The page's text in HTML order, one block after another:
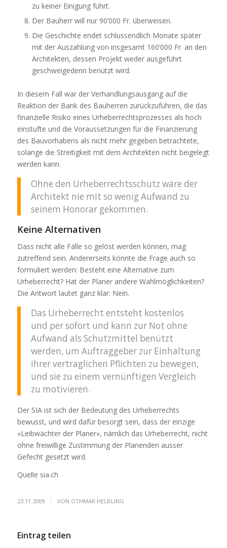
zu keiner Einigung führt.
Der Bauherr will nur 90’000 Fr. überweisen.
Die Geschichte endet schlussendlich Monate später
mit der Auszahlung von insgesamt 160’000 Fr. an den
Architekten, dessen Projekt weder ausgeführt
geschweigedenn benützt wird.
In diesem Fall war der Verhandlungsausgang auf die
Reaktion der Bank des Bauherren zurückzuführen, die das
finanzielle Risiko eines Urheberrechtsprozesses als hoch
einstufte und die Voraussetzungen für die Finanzierung
des Bauvorhabens als nicht mehr gegeben betrachtete,
solange die Streitigkeit mit dem Architekten nicht beigelegt
werden kann.
Ohne den Urheberrechtsschutz wäre der
Architekt nie mit so wenig Aufwand zu
seinem Honorar gekommen.
Keine Alternativen
Dass nicht alle Fälle so gelöst werden können, mag
zutreffend sein. Andererseits könnte die Frage auch so
formuliert werden: Besteht eine Alternative zum
Urheberrecht? Hat der Planer andere Wahlmöglichkeiten?
Die Antwort lautet ganz klar: Nein.
Das Urheberrecht entsteht kostenlos
und per sofort und kann zur Not ohne
Aufwand als Schutzmittel benützt
werden, um Auftraggeber zur Einhaltung
ihrer vertraglichen Pflichten zu bewegen,
und sie zu einem vernünftigen Vergleich
zu motivieren.
Der SIA ist sich der Bedeutung des Urheberrechts
bewusst, und wird dafür besorgt sein, dass der einzige
«Leibwächter der Planer», nämlich das Urheberrecht, nicht
ohne freiwillige Zustimmung der Planenden ausser
Gefecht gesetzt wird.
Quelle sia.ch
23.11.2009 / VON OTHMAR HELBLING
Eintrag teilen